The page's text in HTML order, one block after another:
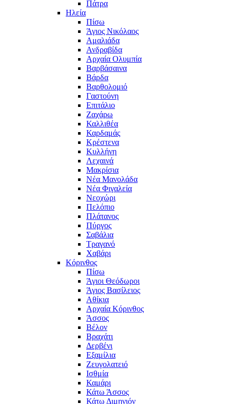
Πάτρα
Ηλεία
Πίσω
Άγιος Νικόλαος
Αμαλιάδα
Ανδραβίδα
Αρχαία Ολυμπία
Βαρβάσαινα
Βάρδα
Βαρθολομιό
Γαστούνη
Επιτάλιο
Ζαχάρω
Καλλιθέα
Καρδαμάς
Κρέστενα
Κυλλήνη
Λεχαινά
Μακρίσια
Νέα Μανολάδα
Νέα Φιγαλεία
Νεοχώρι
Πελόπιο
Πλάτανος
Πύργος
Σαβάλια
Τραγανό
Χαβάρι
Κόρινθος
Πίσω
Άγιοι Θεόδωροι
Άγιος Βασίλειος
Αθίκια
Αρχαία Κόρινθος
Άσσος
Βέλον
Βραχάτι
Δερβένι
Εξαμίλια
Ζευγολατειό
Ισθμία
Καμάρι
Κάτω Άσσος
Κάτω Διμηνιόν